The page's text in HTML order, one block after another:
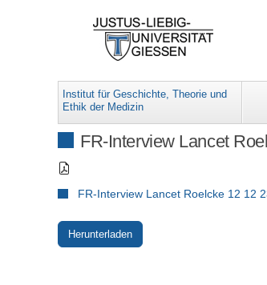
Institut für Geschichte, Theorie und
Ethik der Medizin
FR-Interview Lancet
FR-Interview Lancet Roelcke 12 12
Herunterladen